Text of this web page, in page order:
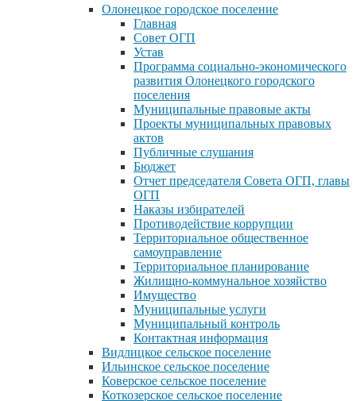
Олонецкое городское поселение
Главная
Совет ОГП
Устав
Программа социально-экономического
развития Олонецкого городского
поселения
Муниципальные правовые акты
Проекты муниципальных правовых
актов
Публичные слушания
Бюджет
Отчет председателя Совета ОГП, главы
ОГП
Наказы избирателей
Противодействие коррупции
Территориальное общественное
самоуправление
Территориальное планирование
Жилищно-коммунальное хозяйство
Имущество
Муниципальные услуги
Муниципальный контроль
Контактная информация
Видлицкое сельское поселение
Ильинское сельское поселение
Коверское сельское поселение
Коткозерское сельское поселение